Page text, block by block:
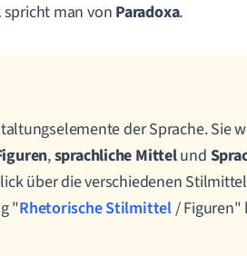
spricht man von Paradoxa.
der Sprache. Sie
,sprachliche Mittelund
über die verschiedenen
"Rhetorische Stilmittel/ Figuren"